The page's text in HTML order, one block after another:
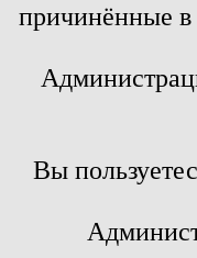
причинённые в
Вы